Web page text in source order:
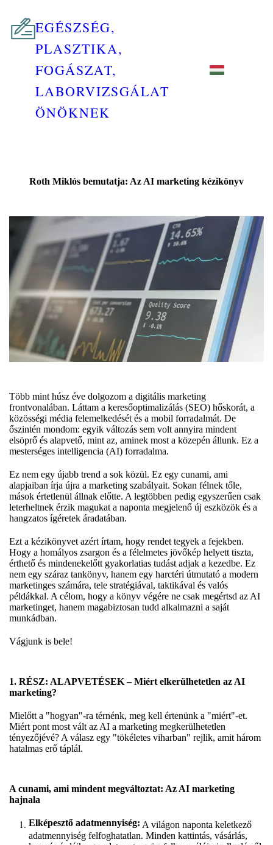
EGÉSZSÉG,
PLASZTIKA,
FOGÁSZAT,
LABORVIZSGÁLAT
ÖNÖKNEK
Roth Miklós bemutatja: Az AI marketing kézikönyv
Több mint húsz éve dolgozom a digitális marketing
frontvonalában. Láttam a keresőoptimalizálás (SEO) hőskorát, a
közösségi média felemelkedését és a mobil forradalmát. De
őszintén mondom: egyik változás sem volt annyira mindent
elsöprő és alapvető, mint az, aminek most a közepén állunk. Ez a
mesterséges intelligencia (AI) forradalma.
Ez nem egy újabb trend a sok közül. Ez egy cunami, ami
alapjaiban írja újra a marketing szabályait. Sokan félnek tőle,
mások értetlenül állnak előtte. A legtöbben pedig egyszerűen csak
leterheltnek érzik magukat a naponta megjelenő új eszközök és a
hangzatos ígéretek áradatában.
Ezt a kézikönyvet azért írtam, hogy rendet tegyek a fejekben.
Hogy a homályos zsargon és a félelmetes jövőkép helyett tiszta,
érthető és mindenekelőtt gyakorlatias tudást adjak a kezedbe. Ez
nem egy száraz tankönyv, hanem egy harctéri útmutató a modern
marketinges számára, tele stratégiával, taktikával és valós
példákkal. A célom, hogy a könyv végére ne csak megértsd az AI
marketinget, hanem magabiztosan tudd alkalmazni a saját
munkádban.
Vágjunk is bele!
1. RÉSZ: ALAPVETÉSEK – Miért elkerülhetetlen az AI
marketing?
Mielőtt a "hogyan"-ra térnénk, meg kell értenünk a "miért"-et.
Miért pont most vált az AI a marketing megkerülhetetlen
tényezőjévé? A válasz egy "tökéletes viharban" rejlik, amit három
hatalmas erő táplál.
A cunami, ami mindent megváltoztat: Az AI marketing
hajnala
Elképesztő adatmennyiség: A világon naponta keletkező
adatmennyiség felfoghatatlan. Minden kattintás, vásárlás,